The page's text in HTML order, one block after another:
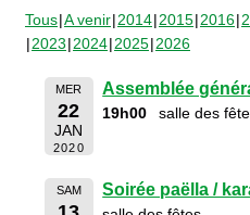
Tous A venir 2014 2015 2016
2023 2024 2025 2026
MER
22
JAN
2020
Assemblée
19h00 salle des
SAM Soirée paëlla /